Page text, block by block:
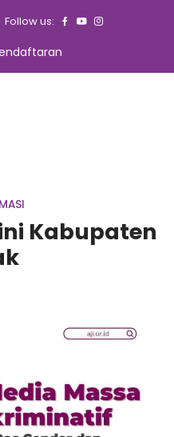
Follow us:
Kabupaten